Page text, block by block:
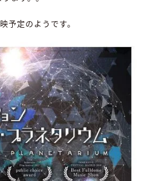
予定のようです。